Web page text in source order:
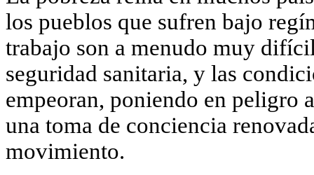
los pueblos que sufren bajo
trabajo son a menudo muy
seguridad sanitaria, y las
empeoran, poniendo en peligro
una toma de conciencia
movimiento.